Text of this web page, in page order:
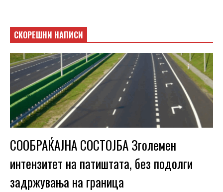
СКОРЕШНИ НАПИСИ
СООБРАЌАЈНА СОСТОЈБА Зголемен
интензитет на патиштата, без подолги
задржувања на граница